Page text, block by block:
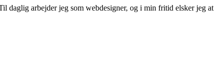
daglig arbejder jeg som webdesigner, og i min fritid elsker jeg